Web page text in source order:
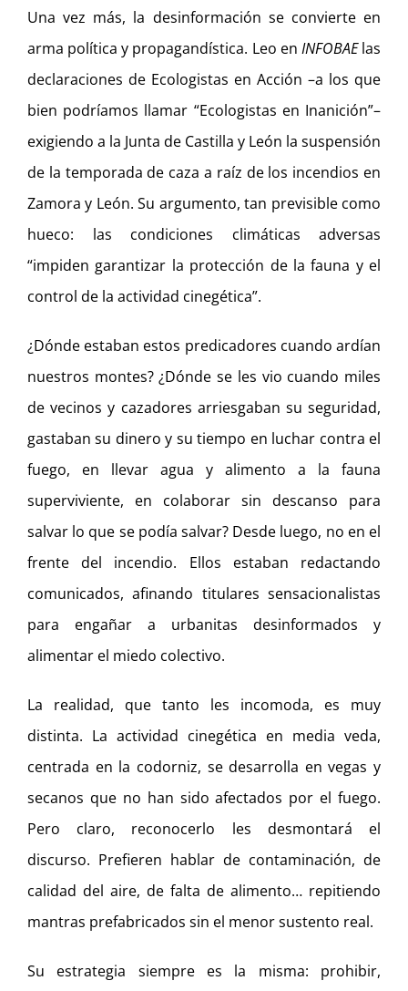
Una vez más, la desinformación se convierte en
arma política y propagandística. Leo en INFOBAElas
declaraciones de Ecologistas en Acción –a los que
bien podríamos llamar “Ecologistas en Inanición”–
exigiendo a la Junta de Castilla y León la suspensión
de la temporada de caza a raíz de los incendios en
Zamora y León. Su argumento, tan previsible como
hueco: las condiciones climáticas adversas
“impiden garantizar la protección de la fauna y el
control de la actividad cinegética”.
¿Dónde estaban estos predicadores cuando ardían
nuestros montes? ¿Dónde se les vio cuando miles
de vecinos y cazadores arriesgaban su seguridad,
gastaban su dinero y su tiempo en luchar contra el
fuego, en llevar agua y alimento a la fauna
superviviente, en colaborar sin descanso para
salvar lo que se podía salvar? Desde luego, no en el
frente del incendio. Ellos estaban redactando
comunicados, afinando titulares sensacionalistas
para engañar a urbanitas desinformados y
alimentar el miedo colectivo.
La realidad, que tanto les incomoda, es muy
distinta. La actividad cinegética en media veda,
centrada en la codorniz, se desarrolla en vegas y
secanos que no han sido afectados por el fuego.
Pero claro, reconocerlo les desmontará el
discurso. Prefieren hablar de contaminación, de
calidad del aire, de falta de alimento… repitiendo
mantras prefabricados sin el menor sustento real.
Su estrategia siempre es la misma: prohibir,